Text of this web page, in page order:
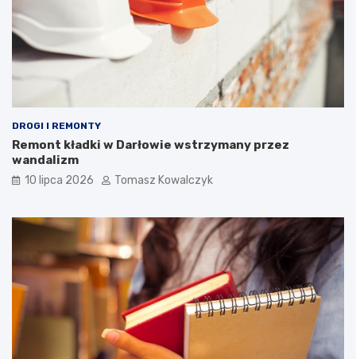
DROGI I REMONTY
Remont kładki w Darłowie wstrzymany przez
wandalizm
10 lipca 2026 Tomasz Kowalczyk